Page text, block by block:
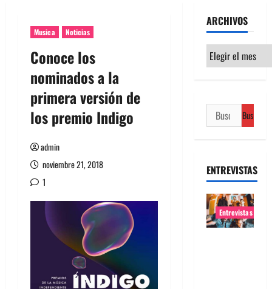
Musica Noticias
Conoce los
nominados a la
primera versión de
los premio Indigo
admin
noviembre 21, 2018
1
ARCHIVOS
Archivos
Buscar:
ENTREVISTAS
Entrevistas